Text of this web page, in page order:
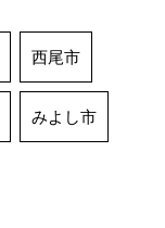
西尾市
みよし市